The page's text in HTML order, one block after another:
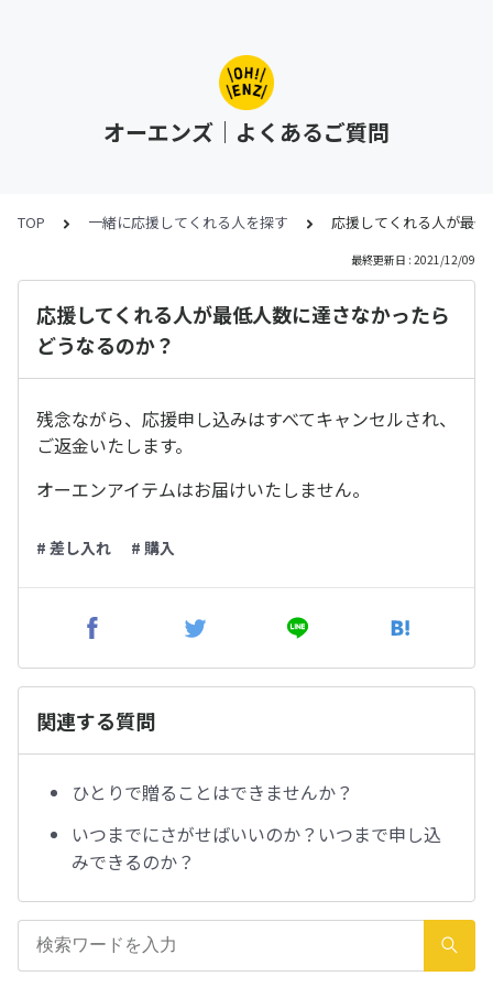
オーエンズ｜よくあるご質問
TOP 一緒に応援してくれる人を探す 応援してくれる人が最
最終更新日 : 2021/12/09
応援してくれる人が最低人数に達さなかったら
どうなるのか？
残念ながら、応援申し込みはすべてキャンセルされ、
ご返金いたします。
オーエンアイテムはお届けいたしません。
# 差し入れ # 購入
関連する質問
ひとりで贈ることはできませんか？
いつまでにさがせばいいのか？いつまで申し込
みできるのか？